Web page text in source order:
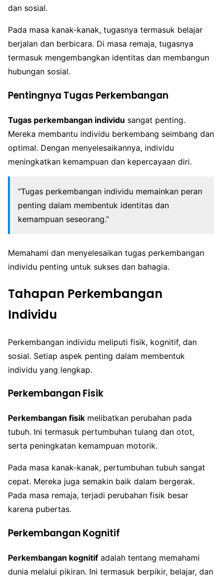
dan sosial.
Pada masa kanak-kanak, tugasnya termasuk belajar
berjalan dan berbicara. Di masa remaja, tugasnya
termasuk mengembangkan identitas dan membangun
hubungan sosial.
Pentingnya Tugas Perkembangan
Tugas perkembangan individu sangat penting.
Mereka membantu individu berkembang seimbang dan
optimal. Dengan menyelesaikannya, individu
meningkatkan kemampuan dan kepercayaan diri.
“Tugas perkembangan individu memainkan peran
penting dalam membentuk identitas dan
kemampuan seseorang.”
Memahami dan menyelesaikan tugas perkembangan
individu penting untuk sukses dan bahagia.
Tahapan Perkembangan
Individu
Perkembangan individu meliputi fisik, kognitif, dan
sosial. Setiap aspek penting dalam membentuk
individu yang lengkap.
Perkembangan Fisik
Perkembangan fisik melibatkan perubahan pada
tubuh. Ini termasuk pertumbuhan tulang dan otot,
serta peningkatan kemampuan motorik.
Pada masa kanak-kanak, pertumbuhan tubuh sangat
cepat. Mereka juga semakin baik dalam bergerak.
Pada masa remaja, terjadi perubahan fisik besar
karena pubertas.
Perkembangan Kognitif
Perkembangan kognitif adalah tentang memahami
dunia melalui pikiran. Ini termasuk berpikir, belajar, dan